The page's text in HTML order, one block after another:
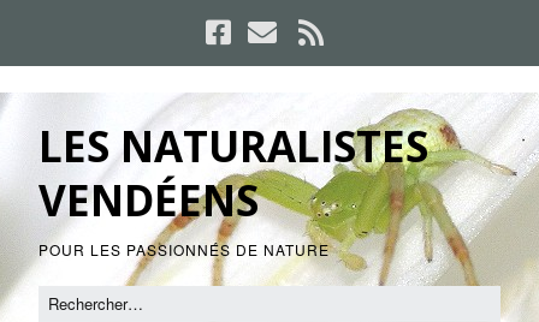
LES NATURALISTES
VENDÉENS
POUR LES PASSIONNÉS DE NATURE